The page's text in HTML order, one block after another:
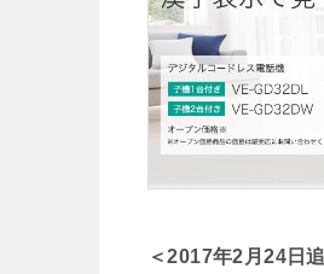
＜2017年2月24日